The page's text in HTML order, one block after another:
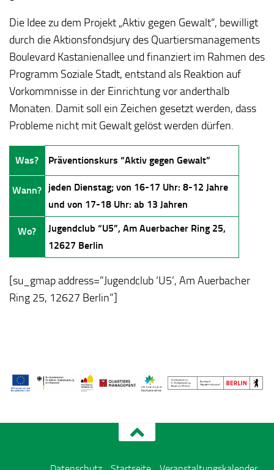
Die Idee zu dem Projekt „Aktiv gegen Gewalt“, bewilligt
durch die Aktionsfondsjury des Quartiersmanagements
Boulevard Kastanienallee und finanziert im Rahmen des
Programm Soziale Stadt, entstand als Reaktion auf
Vorkommnisse in der Einrichtung vor anderthalb
Monaten. Damit soll ein Zeichen gesetzt werden, dass
Probleme nicht mit Gewalt gelöst werden dürfen.
Was? Präventionskurs “Aktiv gegen Gewalt”
Wann?
jeden Dienstag; von 16-17 Uhr: 8-12 Jahre
und von 17-18 Uhr: ab 13 Jahren
Wo?
Jugendclub “U5”, Am Auerbacher Ring 25,
12627 Berlin
[su_gmap address=”Jugendclub ‘U5’, Am Auerbacher
Ring 25, 12627 Berlin”]